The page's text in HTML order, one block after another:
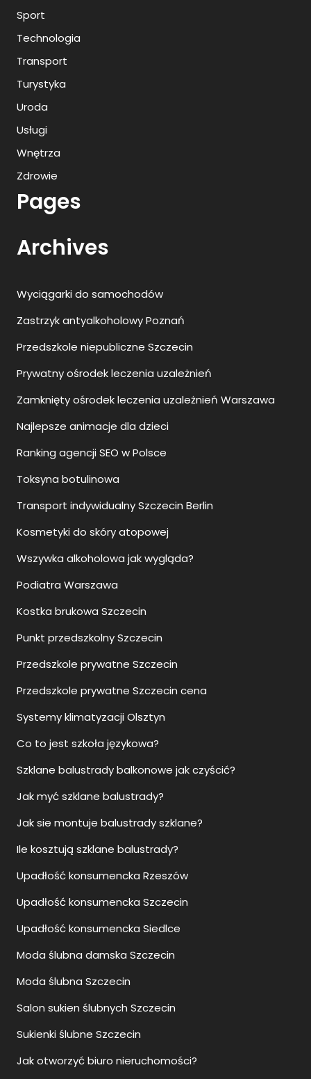
Sport
Technologia
Transport
Turystyka
Uroda
Usługi
Wnętrza
Zdrowie
Pages
Archives
Wyciągarki do samochodów
Zastrzyk antyalkoholowy Poznań
Przedszkole niepubliczne Szczecin
Prywatny ośrodek leczenia uzależnień
Zamknięty ośrodek leczenia uzależnień Warszawa
Najlepsze animacje dla dzieci
Ranking agencji SEO w Polsce
Toksyna botulinowa
Transport indywidualny Szczecin Berlin
Kosmetyki do skóry atopowej
Wszywka alkoholowa jak wygląda?
Podiatra Warszawa
Kostka brukowa Szczecin
Punkt przedszkolny Szczecin
Przedszkole prywatne Szczecin
Przedszkole prywatne Szczecin cena
Systemy klimatyzacji Olsztyn
Co to jest szkoła językowa?
Szklane balustrady balkonowe jak czyścić?
Jak myć szklane balustrady?
Jak sie montuje balustrady szklane?
Ile kosztują szklane balustrady?
Upadłość konsumencka Rzeszów
Upadłość konsumencka Szczecin
Upadłość konsumencka Siedlce
Moda ślubna damska Szczecin
Moda ślubna Szczecin
Salon sukien ślubnych Szczecin
Sukienki ślubne Szczecin
Jak otworzyć biuro nieruchomości?